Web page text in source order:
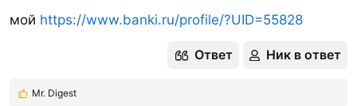
мой https://www.banki.ru/profile/?UID=55828
Ответ Ник в ответ
Р
Mr. Digest